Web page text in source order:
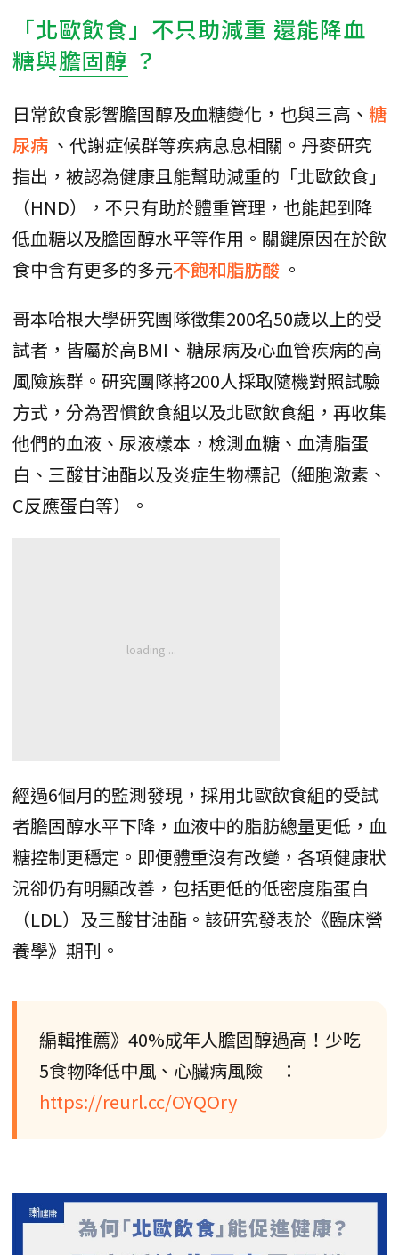
「北歐飲食」不只助減重 還能降血
糖與膽固醇 ？
日常飲食影響膽固醇及血糖變化，也與三高、 糖
尿病 、代謝症候群等疾病息息相關。丹麥研究
指出，被認為健康且能幫助減重的「北歐飲食」
（HND），不只有助於體重管理，也能起到降
低血糖以及膽固醇水平等作用。關鍵原因在於飲
食中含有更多的多元不飽和脂肪酸 。
哥本哈根大學研究團隊徵集200名50歲以上的受
試者，皆屬於高BMI、糖尿病及心血管疾病的高
風險族群。研究團隊將200人採取隨機對照試驗
方式，分為習慣飲食組以及北歐飲食組，再收集
他們的血液、尿液樣本，檢測血糖、血清脂蛋
白、三酸甘油酯以及炎症生物標記（細胞激素、
C反應蛋白等）。
經過6個月的監測發現，採用北歐飲食組的受試
者膽固醇水平下降，血液中的脂肪總量更低，血
糖控制更穩定。即便體重沒有改變，各項健康狀
況卻仍有明顯改善，包括更低的低密度脂蛋白
（LDL）及三酸甘油酯。該研究發表於《臨床營
養學》期刊。
編輯推薦》40%成年人膽固醇過高！少吃
5食物降低中風、心臟病風險 ：
https://reurl.cc/OYQOry